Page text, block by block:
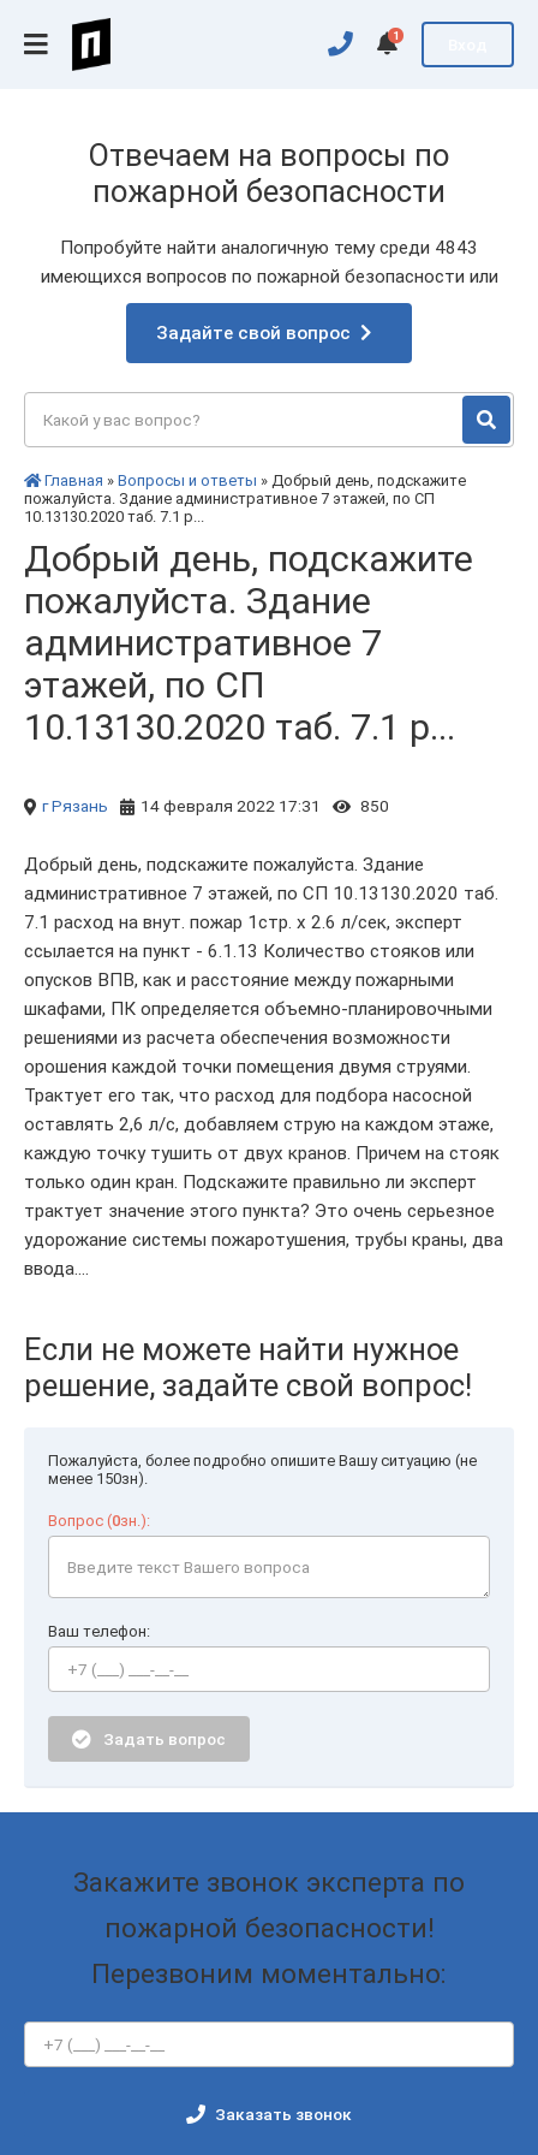
1
Отвечаем на вопросы по
пожарной безопасности
Попробуйте найти аналогичную тему среди 4843
имеющихся вопросов по пожарной безопасности или
Задайте свой вопрос
Главная » Вопросы и ответы » Добрый день, подскажите
пожалуйста. Здание административное 7 этажей, по СП
10.13130.2020 таб. 7.1 р...
Добрый день, подскажите
пожалуйста. Здание
административное 7
этажей, по СП
10.13130.2020 таб. 7.1 р...
г Рязань 14 февраля 2022 17:31 850
Добрый день, подскажите пожалуйста. Здание
административное 7 этажей, по СП 10.13130.2020 таб.
7.1 расход на внут. пожар 1стр. х 2.6 л/сек, эксперт
ссылается на пункт - 6.1.13 Количество стояков или
опусков ВПВ, как и расстояние между пожарными
шкафами, ПК определяется объемно-планировочными
решениями из расчета обеспечения возможности
орошения каждой точки помещения двумя струями.
Трактует его так, что расход для подбора насосной
оставлять 2,6 л/с, добавляем струю на каждом этаже,
каждую точку тушить от двух кранов. Причем на стояк
только один кран. Подскажите правильно ли эксперт
трактует значение этого пункта? Это очень серьезное
удорожание системы пожаротушения, трубы краны, два
ввода....
Если не можете найти нужное
решение, задайте свой вопрос!
Пожалуйста, более подробно опишите Вашу ситуацию (не
менее 150зн).
Вопрос (0зн.):
Ваш телефон:
Задать вопрос
Закажите звонок эксперта по
пожарной безопасности!
Перезвоним моментально:
Заказать звонок